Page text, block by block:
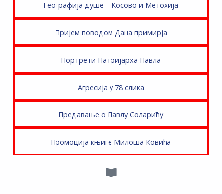
Географија душе – Косово и Метохија
Пријем поводом Дана примирја
Портрети Патријарха Павла
Агресија у 78 слика
Предавање о Павлу Соларићу
Промоција књиге Милоша Ковића